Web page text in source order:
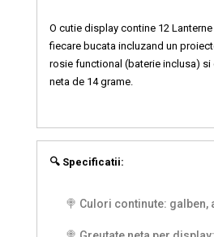
O cutie display contine 12 Lanterne
fiecare bucata incluzand un
rosie functional (baterie inclusa)
neta de 14 grame.
🔍 Specificatii:
🍭 Culori continute: galben,